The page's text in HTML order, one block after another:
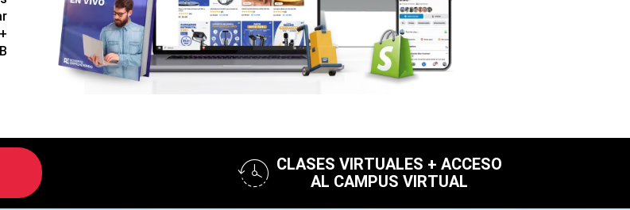
CLASES VIRTUALES + ACCESO
AL CAMPUS VIRTUAL